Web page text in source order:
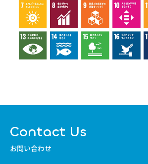
Contact Us
お問い合わせ